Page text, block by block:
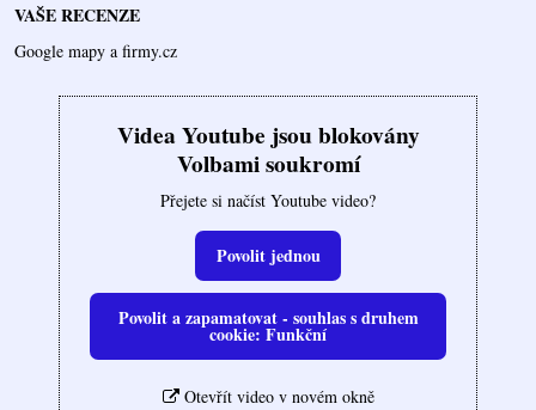
VAŠE RECENZE
Google mapy a firmy.cz
Videa Youtube jsou blokovány
Volbami soukromí
Přejete si načíst Youtube video?
Povolit jednou
Povolit a zapamatovat - souhlas s druhem
cookie: Funkční
Otevřít video v novém okně